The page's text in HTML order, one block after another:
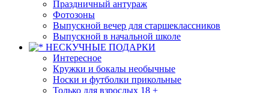
Праздничный антураж
Фотозоны
Выпускной вечер для старшеклассников
Выпускной в начальной школе
НЕСКУЧНЫЕ ПОДАРКИ
Интересное
Кружки и бокалы необычные
Носки и футболки прикольные
Только для взрослых 18 +